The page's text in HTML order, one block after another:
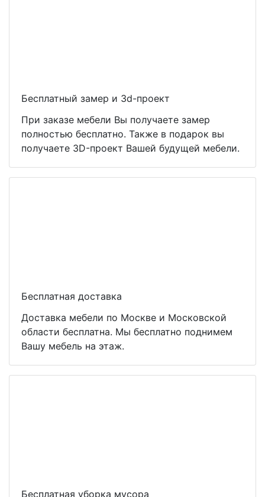
Бесплатный замер и 3d-проект
При заказе мебели Вы получаете замер
полностью бесплатно. Также в подарок вы
получаете 3D-проект Вашей будущей мебели.
Бесплатная доставка
Доставка мебели по Москве и Московской
области бесплатна. Мы бесплатно поднимем
Вашу мебель на этаж.
Бесплатная уборка мусора